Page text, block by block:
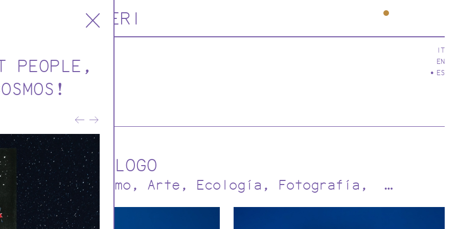
ORERI
IT
EN
ES
CATÁLOGO
y urbanismo Arte Ecología Fotografía …
PEOPLE,